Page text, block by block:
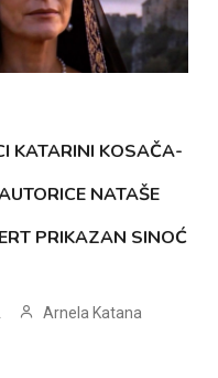
KATARINI KOSAČA-
NATAŠE
PRIKAZAN SINOĆ
Arnela Katana